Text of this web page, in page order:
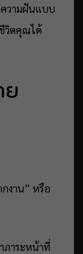
ความฝันแบบ
วิตคุณได้
ย
งาน” หรือ
ภาระหน้าที่